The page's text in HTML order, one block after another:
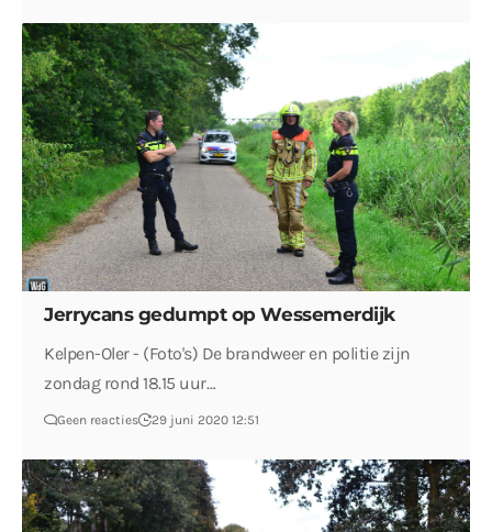
Jerrycans gedumpt op Wessemerdijk
Kelpen-Oler - (Foto's) De brandweer en politie zijn
zondag rond 18.15 uur…
Geen reacties 29 juni 2020 12:51